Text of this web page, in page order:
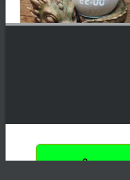
Заказать